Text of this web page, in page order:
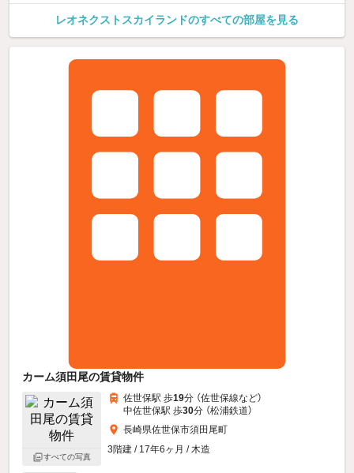
レオネクストスカイランドのすべての部屋を見る
カーム須田尾の賃貸物件
すべての写真
佐世保駅 歩19分 （佐世保線など）
中佐世保駅 歩30分 （松浦鉄道）
長崎県佐世保市須田尾町
3階建 / 17年6ヶ月 / 木造